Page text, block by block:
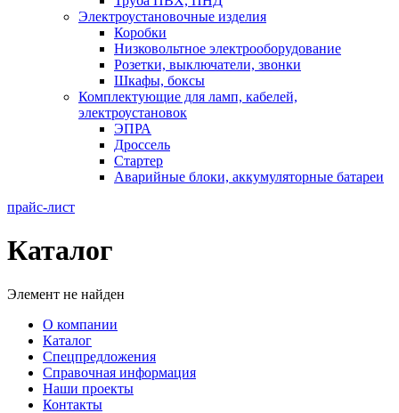
Электроустановочные изделия
Коробки
Низковольтное электрооборудование
Розетки, выключатели, звонки
Шкафы, боксы
Комплектующие для ламп, кабелей,
электроустановок
ЭПРА
Дроссель
Стартер
Аварийные блоки, аккумуляторные батареи
прайс-лист
Каталог
Элемент не найден
О компании
Каталог
Спецпредложения
Справочная информация
Наши проекты
Контакты